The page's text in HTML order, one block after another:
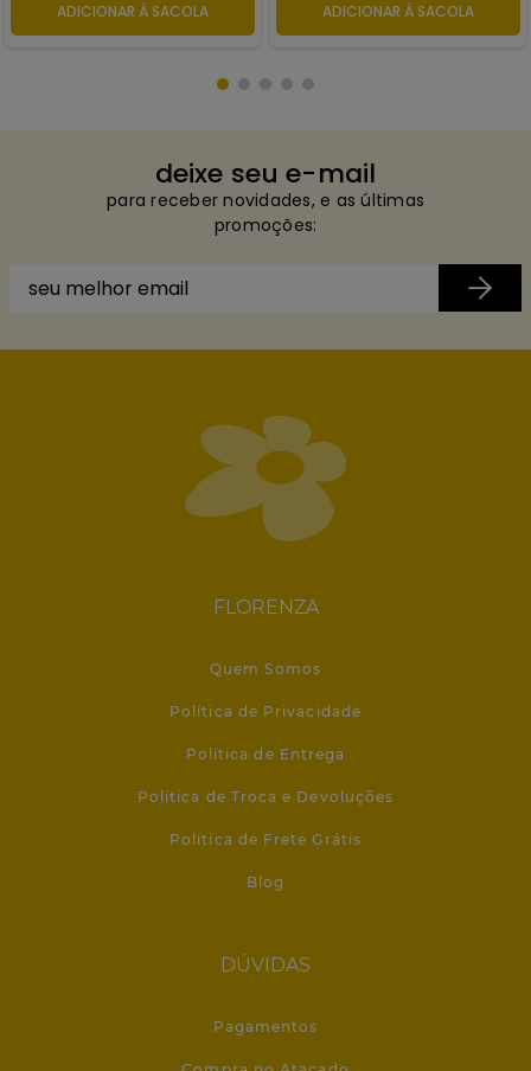
ADICIONAR À SACOLA ADICIONAR À SACOLA
deixe seu e-mail
para receber novidades, e as últimas
promoções:
FLORENZA
Quem Somos
Política de Privacidade
Política de Entrega
Política de Troca e Devoluções
Política de Frete Grátis
Blog
DÚVIDAS
Pagamentos